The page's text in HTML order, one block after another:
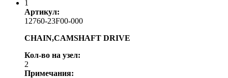
1
Артикул:
12760-23F00-000
CHAIN,CAMSHAFT DRIVE
Кол-во на узел:
2
Примечания: